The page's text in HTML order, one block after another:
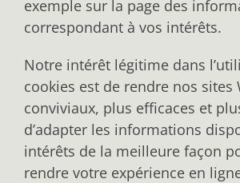
exemple sur la page des
correspondant à vos intérêts.
Notre intérêt légitime dans
cookies est de rendre nos sites
conviviaux, plus efficaces et
d’adapter les informations
intérêts de la meilleure façon
rendre votre expérience en